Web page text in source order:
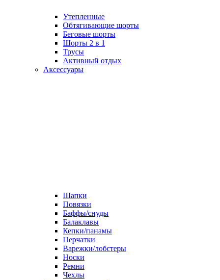
Утепленные
Обтягивающие шорты
Беговые шорты
Шорты 2 в 1
Трусы
Активный отдых
Аксессуары
Шапки
Повязки
Баффы/снуды
Балаклавы
Кепки/панамы
Перчатки
Варежки/лобстеры
Носки
Ремни
Чехлы